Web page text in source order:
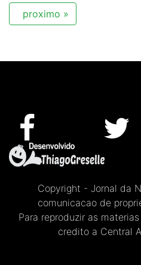
proximo »
Copyright - Jornal da
comunicacao de
Para reproduzir as
credito a Central